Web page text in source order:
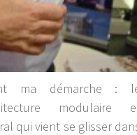
ma démarche :
modulaire
qui vient se glisser